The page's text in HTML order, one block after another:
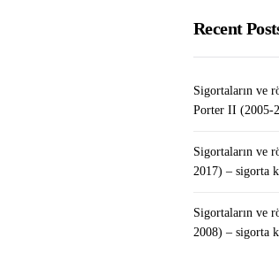
sigorta
Recent
Sigortaların ve
Porter II (2005-
Sigortaların ve
2017) – sigorta
Sigortaların ve
2008) – sigorta